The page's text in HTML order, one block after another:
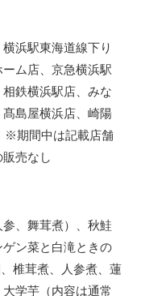
浜駅東海道線下り
ム店、京急横浜駅
鉄横浜駅店、みな
島屋横浜店、崎陽
※期間中は記載店舗
売なし
、舞茸煮）、秋鮭
ン菜と白滝ときの
椎茸煮、人参煮、蓮
学芋（内容は通常